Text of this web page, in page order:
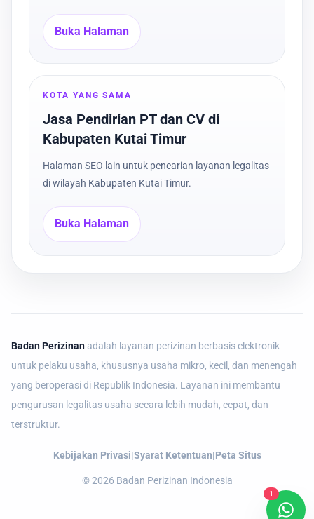
Buka Halaman
KOTA YANG SAMA
Jasa Pendirian PT dan CV di
Kabupaten Kutai Timur
Halaman SEO lain untuk pencarian layanan legalitas
di wilayah Kabupaten Kutai Timur.
Buka Halaman
Badan Perizinan adalah layanan perizinan berbasis elektronik
untuk pelaku usaha, khususnya usaha mikro, kecil, dan menengah
yang beroperasi di Republik Indonesia. Layanan ini membantu
pengurusan legalitas usaha secara lebih mudah, cepat, dan
terstruktur.
Kebijakan Privasi|Syarat Ketentuan|Peta Situs
©2026 Badan Perizinan Indonesia
1